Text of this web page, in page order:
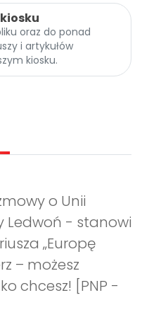
oraz do ponad
i artykułów
kiosku.
o Unii
Ledwoń - stanowi
„Europę
– możesz
chcesz! [PNP -